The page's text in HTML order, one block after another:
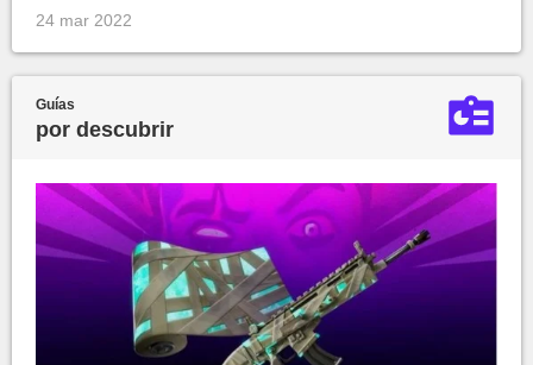
24 mar 2022
Guías
por descubrir